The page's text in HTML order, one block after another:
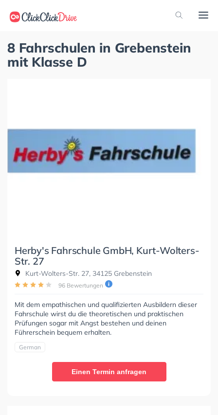
8 Fahrschulen in Grebenstein
mit Klasse D
Herby's Fahrschule GmbH, Kurt-Wolters-
Str. 27
Kurt-Wolters-Str. 27, 34125 Grebenstein
96 Bewertungen
Mit dem empathischen und qualifizierten Ausbildern dieser
Fahrschule wirst du die theoretischen und praktischen
Prüfungen sogar mit Angst bestehen und deinen
Führerschein bequem erhalten.
German
Einen Termin anfragen